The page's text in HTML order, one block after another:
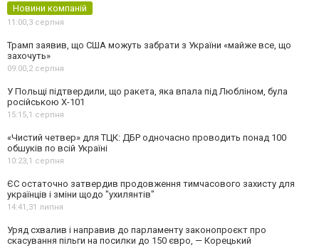
Новини компаній
11:00,3 серпня
Трамп заявив, що США можуть забрати з України «майже все, що
захочуть»
09:00,2 серпня
У Польщі підтвердили, що ракета, яка впала під Любліном, була
російською Х-101
15:15,1 серпня
«Чистий четвер» для ТЦК: ДБР одночасно проводить понад 100
обшуків по всій Україні
10:23,1 серпня
ЄС остаточно затвердив продовження тимчасового захисту для
українців і зміни щодо "ухилянтів"
14:41,31 липня
Уряд схвалив і направив до парламенту законопроєкт про
скасування пільги на посилки до 150 євро, — Корецький